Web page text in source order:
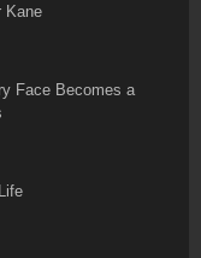
Kane
Face Becomes a